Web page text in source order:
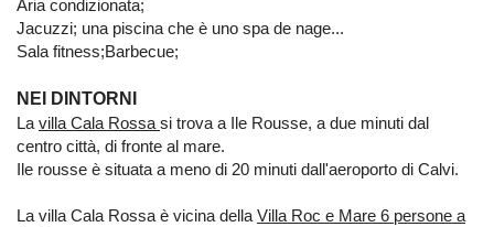
Aria condizionata;
Jacuzzi; una piscina che è uno spa de nage...
Sala fitness;Barbecue;
NEI DINTORNI
La villa Cala Rossa si trova a Ile Rousse, a due minuti dal
centro città, di fronte al mare.
Ile rousse è situata a meno di 20 minuti dall'aeroporto di Calvi.
La villa Cala Rossa è vicina della Villa Roc e Mare 6 persone a